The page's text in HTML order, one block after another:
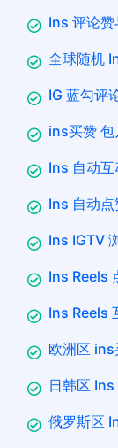
Ins 评论
全球随机
IG 蓝勾评
ins买赞 包
Ins 自动
Ins 自动
Ins IGTV
Ins Reels
Ins Reels
欧洲区
日韩区
俄罗斯区